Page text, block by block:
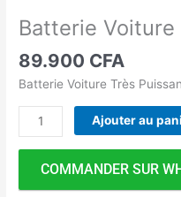
Batterie Voiture
89.900 CFA
Batterie Voiture Très
Ajouter au
COMMANDER SUR